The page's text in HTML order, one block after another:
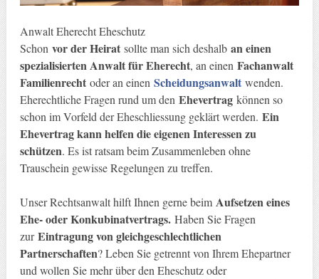
Anwalt Eherecht Eheschutz
Schon vor der Heiratsollte man sich deshalban einen
spezialisierten Anwalt für Eherecht, an einen Fachanwalt
Familienrechtoder an einen Scheidungsanwalt wenden.
Eherechtliche Fragen rund um den Ehevertragkönnen so
schon im Vorfeld der Eheschliessung geklärt werden. Ein
Ehevertrag kann helfen die eigenen Interessen zu
schützen. Es ist ratsam beim Zusammenleben ohne
Trauschein gewisse Regelungen zu treffen.
Unser Rechtsanwalt hilft Ihnen gerne beim Aufsetzen eines
Ehe- oder Konkubinatvertrags.Haben Sie Fragen
zurEintragung von gleichgeschlechtlichen
Partnerschaften? Leben Sie getrennt von Ihrem Ehepartner
und wollen Sie mehr über den Eheschutz oder